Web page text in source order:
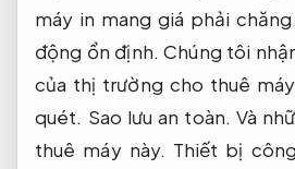
máy in mang giá phải chăng.
động ổn định. Chúng tôi
của thị trường cho thuê
quét. Sao lưu an toàn. Và
thuê máy này. Thiết bị